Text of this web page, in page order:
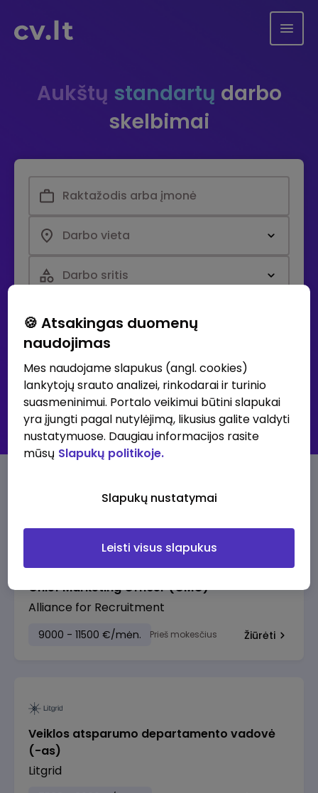
Aukštų standartų darbo
skelbimai
Darbo vieta
Darbo sritis
30K+ klubas - didžiausių atlyginimų skelbimai
Visi skelbimai
Prenumeruoti skelbimus
Pasiūlymai su aukščiausia alga
Chief Marketing Officer (CMO)
Alliance for Recruitment
9000 - 11500 €/mėn. Prieš mokesčius Žiūrėti
Veiklos atsparumo departamento vadovė
(-as)
Litgrid
🍪 Atsakingas duomenų
naudojimas
Mes naudojame slapukus (angl. cookies)
lankytojų srauto analizei, rinkodarai ir turinio
suasmeninimui. Portalo veikimui būtini slapukai
yra įjungti pagal nutylėjimą, likusius galite valdyti
nustatymuose. Daugiau informacijos rasite
mūsų Slapukų politikoje.
Slapukų nustatymai
Leisti visus slapukus